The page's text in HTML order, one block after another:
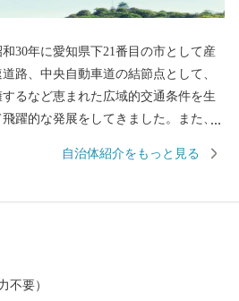
30年に愛知県下21番目の市として産
路、中央自動車道の結節点として、
るなど恵まれた広域的交通条件を生
躍的な発展をしてきました。また、
化の薫るまちでもあります。 小牧山
す。2004年から始められた発掘調査
自治体紹介をもっと見る
不要）